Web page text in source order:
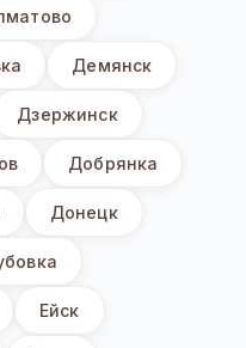
Демянск
Дзержинск
Добрянка
Донецк
Ейск